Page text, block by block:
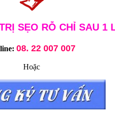
SẸO RỖ CHỈ SAU 1
08. 22 007 007
Hoặc